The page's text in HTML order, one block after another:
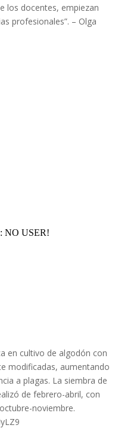
los docentes, empiezan
profesionales”. – Olga
en cultivo de algodón con
modificadas, aumentando
a plagas. La siembra de
de febrero-abril, con
noviembre.